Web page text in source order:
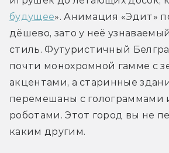
будущее». Анимация «Эдит»
дёшево, зато у неё
стиль. Футуристичный
почти монохромной гамме с
акцентами, а старинные
перемешаны с голограммами
роботами. Этот город вы не
каким другим.